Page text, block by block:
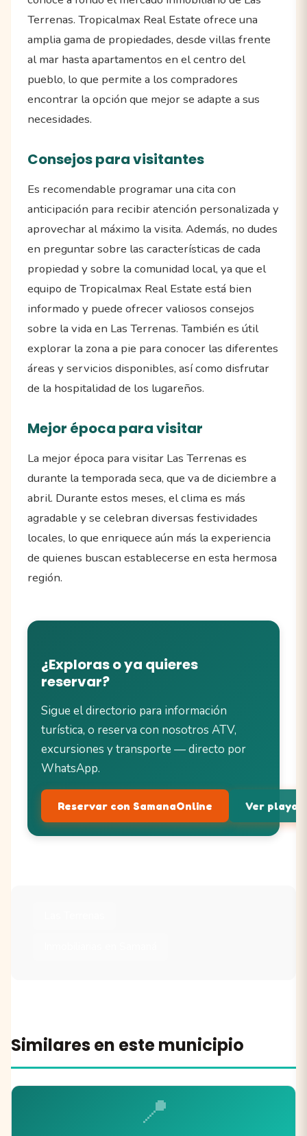
Terrenas. Tropicalmax Real Estate ofrece una
amplia gama de propiedades, desde villas frente
al mar hasta apartamentos en el centro del
pueblo, lo que permite a los compradores
encontrar la opción que mejor se adapte a sus
necesidades.
Consejos para visitantes
Es recomendable programar una cita con
anticipación para recibir atención personalizada y
aprovechar al máximo la visita. Además, no dudes
en preguntar sobre las características de cada
propiedad y sobre la comunidad local, ya que el
equipo de Tropicalmax Real Estate está bien
informado y puede ofrecer valiosos consejos
sobre la vida en Las Terrenas. También es útil
explorar la zona a pie para conocer las diferentes
áreas y servicios disponibles, así como disfrutar
de la hospitalidad de los lugareños.
Mejor época para visitar
La mejor época para visitar Las Terrenas es
durante la temporada seca, que va de diciembre a
abril. Durante estos meses, el clima es más
agradable y se celebran diversas festividades
locales, lo que enriquece aún más la experiencia
de quienes buscan establecerse en esta hermosa
región.
¿Exploras o ya quieres
reservar?
Sigue el directorio para información
turística, o reserva con nosotros ATV,
excursiones y transporte — directo por
WhatsApp.
Reservar con SamanaOnline Ver playas
Similares en este municipio
📍